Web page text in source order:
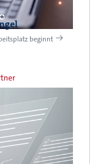
beginnt